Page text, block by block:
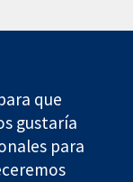
Contacto
Noticias
Prensa
que
gustaría
para